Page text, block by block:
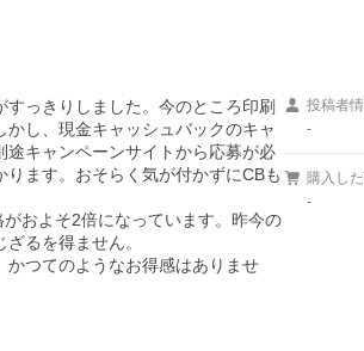
っきりしました。今のところ印刷
し、現金キャッシュバックのキャ
キャンペーンサイトから応募が必
ます。おそらく気が付かずにCBも
およそ2倍になっています。昨今の
るを得ません。
つてのようなお得感はありませ
投稿者
-
購入し
-